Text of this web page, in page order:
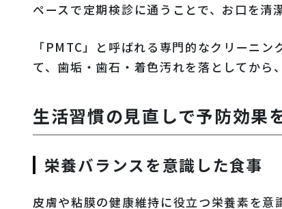
ペースで定期検診に通うことで、お口を清
「PMTC」と呼ばれる専門的なクリーニ
て、歯垢・歯石・着色汚れを落としてから
生活習慣の見直しで予防効果
栄養バランスを意識した食事
皮膚や粘膜の健康維持に役立つ栄養素を意